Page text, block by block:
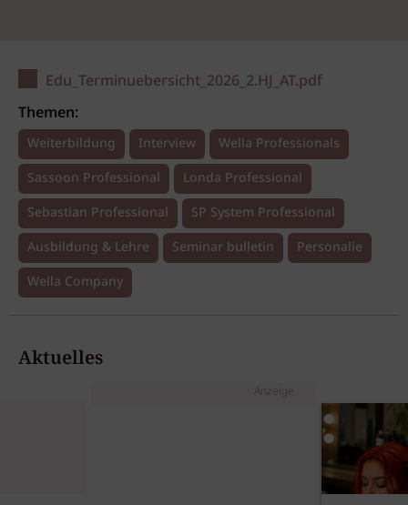
Edu_Terminuebersicht_2026_2.HJ_AT.pdf
Themen:
Weiterbildung Interview
Wella Professionals
Sassoon Professional
Londa Professional
Sebastian Professional
SP System Professional
Ausbildung & Lehre
Seminar bulletin
Personalie
Wella Company
Aktuelles
Anzeige